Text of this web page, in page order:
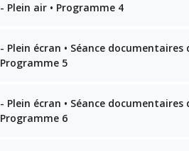
- Plein air • Programme 4
- Plein écran • Séance documentaires
Programme 5
- Plein écran • Séance documentaires
Programme 6